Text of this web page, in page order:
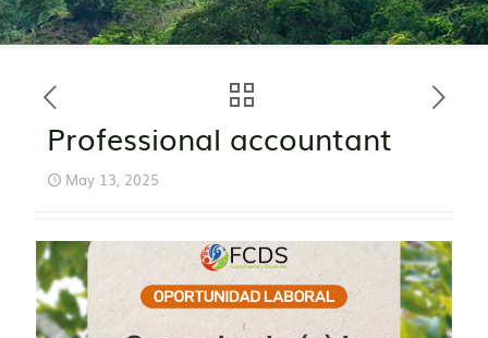
Professional accountant
May 13, 2025